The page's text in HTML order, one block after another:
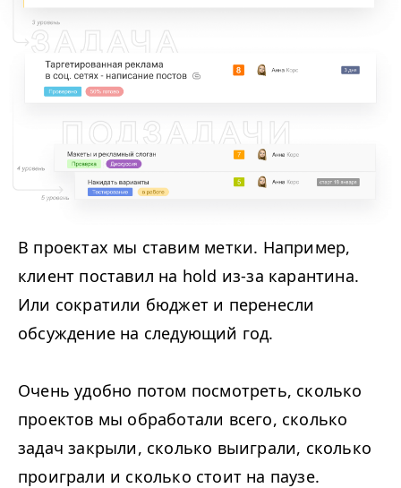
В проектах мы ставим метки. Например,
клиент поставил на hold из-за карантина.
Или сократили бюджет и перенесли
обсуждение на следующий год.
Очень удобно потом посмотреть, сколько
проектов мы обработали всего, сколько
задач закрыли, сколько выиграли, сколько
проиграли и сколько стоит на паузе.